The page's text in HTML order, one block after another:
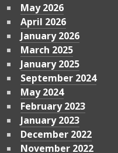
May 2026
April 2026
January 2026
March 2025
January 2025
September 2024
May 2024
February 2023
January 2023
December 2022
November 2022